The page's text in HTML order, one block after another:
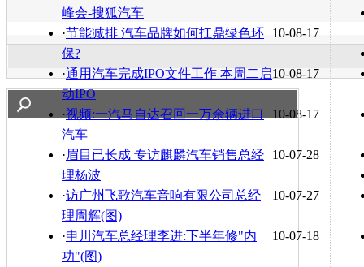
峰会-搜狐汽车
10-08-17
·节能减排 汽车品牌如何扛鼎绿色环
保?
10-08-17
·通用汽车完成IPO文件工作 本周二启
动IPO
10-08-17
·视频:一汽马自达召回一万余辆进口
汽车
10-07-28
·眉目已长成 专访麒麟汽车销售总经
理杨波
10-07-27
·访广州飞歌汽车音响有限公司总经
理周辉(图)
10-07-18
·申川汽车总经理李进:下半年修"内
功"(图)